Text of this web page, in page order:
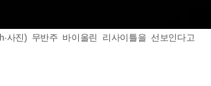
사진) 무반주 바이올린 리사이틀을 선보인다고